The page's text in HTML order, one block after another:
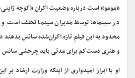
«مومو» است درباره وضعیت اکران «کوچه
در سینماها توسط مدیران سینما تخلف است
محدود به این فیلمِ تازه اکران‌شده سانس
و هنری دست‌کم برای مدتی باید چرخشی سانس
او با ابراز امیدواری از اینکه وزارت ارشاد